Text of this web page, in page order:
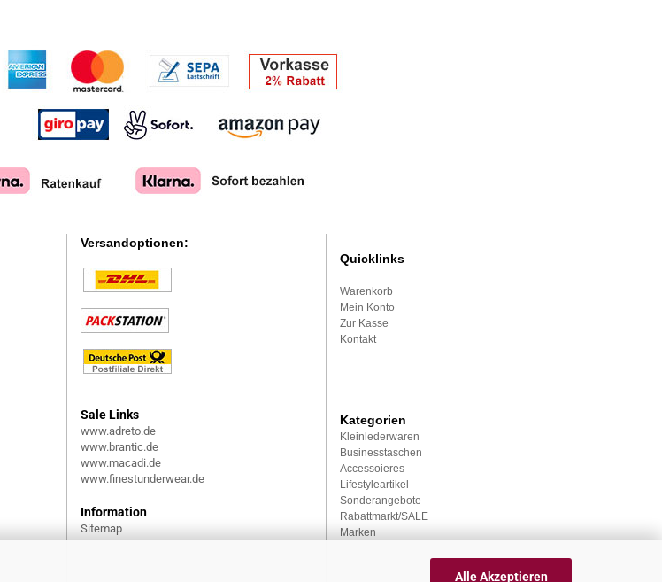
Alle Akzeptieren
Versandoptionen:
Sale Links
www.adreto.de
www.brantic.de
www.macadi.de
www.finestunderwear.de
Information
Sitemap
Quicklinks
Warenkorb
Mein Konto
Zur Kasse
Kontakt
Kategorien
Kleinlederwaren
Businesstaschen
Accessoieres
Lifestyleartikel
Sonderangebote
Rabattmarkt/SALE
Marken